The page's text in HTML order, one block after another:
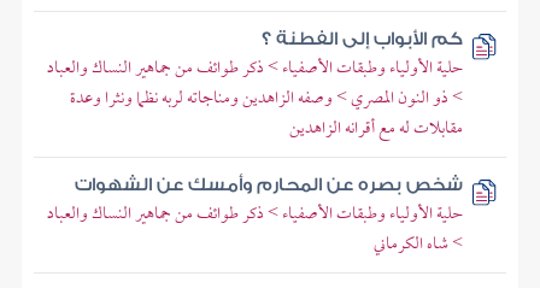
كم الأبواب إلى الفطنة ؟
حلية الأولياء وطبقات الأصفياء > ذكر طوائف من جماهير النساك والعباد
> ذو النون المصري > وصفه الزاهدين ومناجاته لربه نظما ونثرا وعدة
مقابلات له مع أقرانه الزاهدين
شخص بصره عن المحارم وأمسك عن الشهوات
حلية الأولياء وطبقات الأصفياء > ذكر طوائف من جماهير النساك والعباد
> شاه الكرماني